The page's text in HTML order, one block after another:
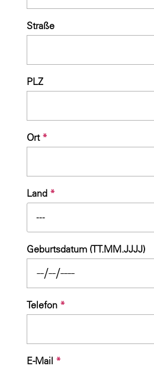
Straße
PLZ
Ort *
Land *
---
Geburtsdatum (TT.MM.JJJJ)
Telefon *
E-Mail *